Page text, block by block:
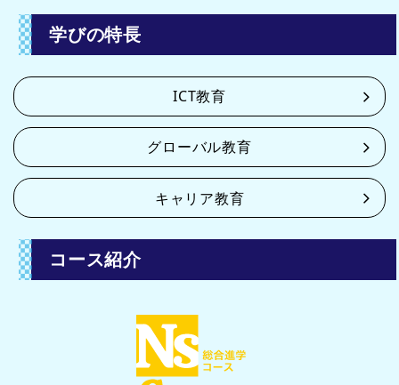
学びの特長
ICT教育
グローバル教育
キャリア教育
コース紹介